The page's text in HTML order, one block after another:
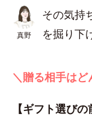
真野
その気持
を掘り下
＼贈る相手はど
【ギフト選び